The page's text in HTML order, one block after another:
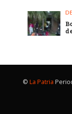
© La Patria